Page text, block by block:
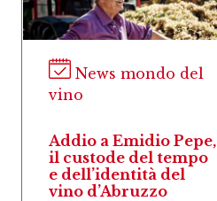
News mondo del
vino
Addio a Emidio Pepe,
il custode del tempo
e dell’identità del
vino d’Abruzzo